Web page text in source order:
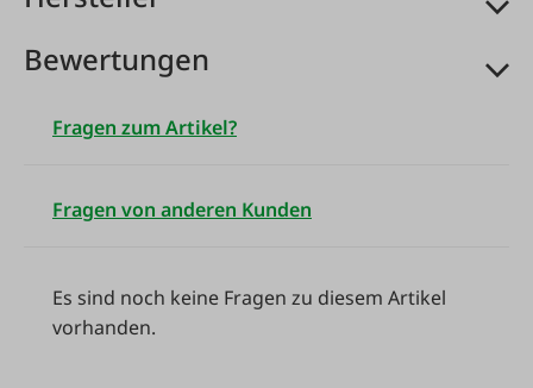
Bewertungen
Fragen zum Artikel?
Fragen von anderen Kunden
Es sind noch keine Fragen zu diesem Artikel
vorhanden.